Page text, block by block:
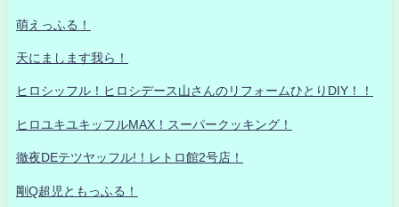
萌えっふる！
天にまします我ら！
ヒロシッフル！ヒロシデース山さんのリフォームひとりDIY！！
ヒロユキユキッフルMAX！スーパークッキング！
徹夜DEテツヤッフル!！レトロ館2号店！
剛Q超児ともっふる！